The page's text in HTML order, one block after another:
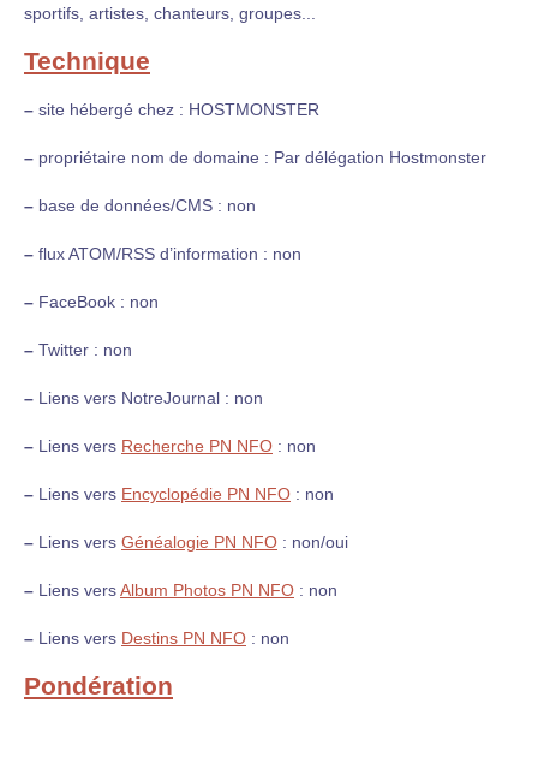
sportifs, artistes, chanteurs, groupes...
Technique
– site hébergé chez : HOSTMONSTER
– propriétaire nom de domaine : Par délégation Hostmonster
– base de données/CMS : non
– flux ATOM/RSS d’information : non
– FaceBook : non
– Twitter : non
– Liens vers NotreJournal : non
– Liens vers Recherche PN NFO : non
– Liens vers Encyclopédie PN NFO : non
– Liens vers Généalogie PN NFO : non/oui
– Liens versAlbum Photos PN NFO : non
– Liens vers Destins PN NFO : non
Pondération